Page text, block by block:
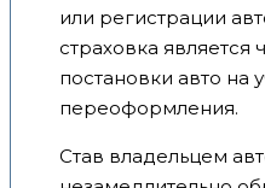
или регистрации
страховка
постановки авто на
переоформления.
Став владельцем